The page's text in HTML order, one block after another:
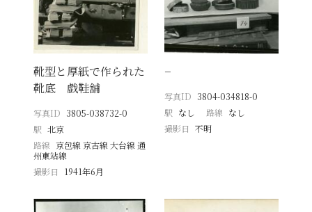
靴型と厚紙で作られた
靴底 戯鞋舖
写真ID 3805-038732-0
駅 北京
路線 京包線 京古線 大台線 通
州東站線
撮影日
1941年6月
−
写真ID 3804-034818-0
駅 なし 路線 なし
撮影日 不明